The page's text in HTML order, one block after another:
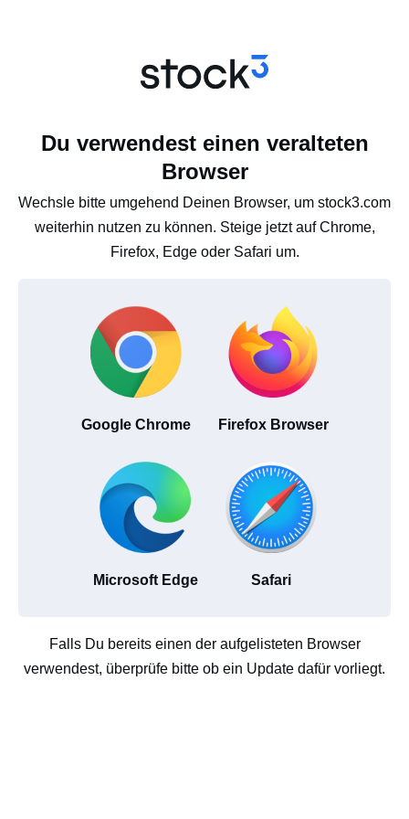
Du verwendest einen veralteten
Browser
Wechsle bitte umgehend Deinen Browser, um stock3.com
weiterhin nutzen zu können. Steige jetzt auf Chrome,
Firefox, Edge oder Safari um.
Google Chrome Firefox Browser
Microsoft Edge Safari
Falls Du bereits einen der aufgelisteten Browser
verwendest, überprüfe bitte ob ein Update dafür vorliegt.